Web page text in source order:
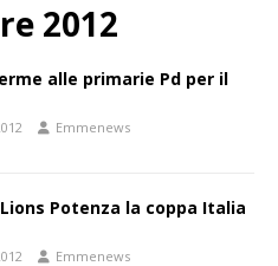
2012
alle primarie Pd per il
Emmenews
Potenza la coppa Italia
Emmenews